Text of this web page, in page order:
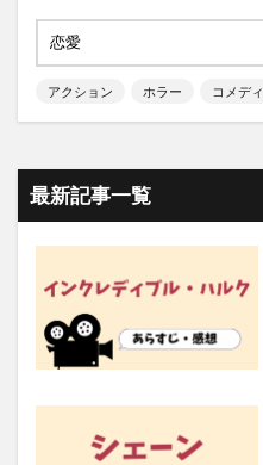
アクション ホラー コメディ
最新記事一覧